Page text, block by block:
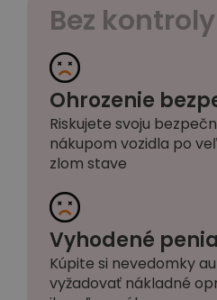
Bez kontroly
Ohrozenie
Riskujete svoju
nákupom vozidla po
zlom stave
Vyhodené
Kúpite si nevedomky
vyžadovať nákladné